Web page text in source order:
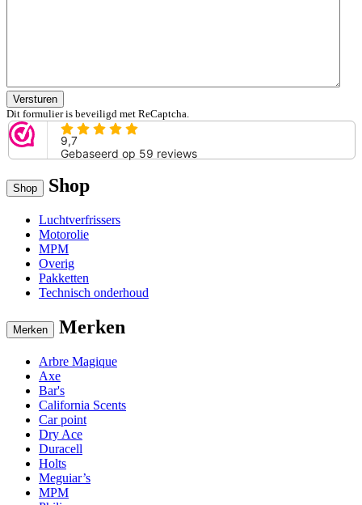
Versturen
Dit formulier is beveiligd met ReCaptcha.
Shop Shop
Luchtverfrissers
Motorolie
MPM
Overig
Pakketten
Technisch onderhoud
Merken Merken
Arbre Magique
Axe
Bar's
California Scents
Car point
Dry Ace
Duracell
Holts
Meguiar’s
MPM